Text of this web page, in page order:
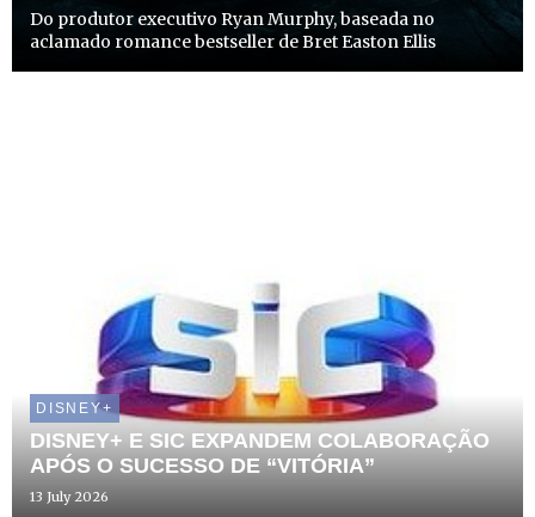
Do produtor executivo Ryan Murphy, baseada no
aclamado romance bestseller de Bret Easton Ellis
DISNEY+
DISNEY+ E SIC EXPANDEM COLABORAÇÃO
APÓS O SUCESSO DE “VITÓRIA”
13 July 2026